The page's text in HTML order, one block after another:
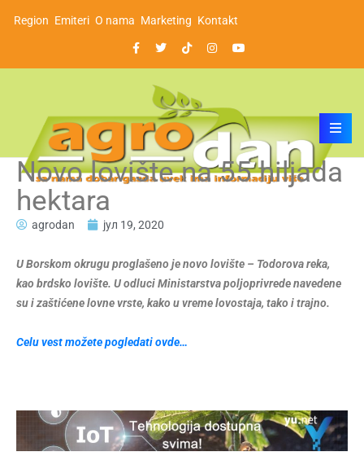
Region Emiteri O nama Marketing Kontakt
Novo lovište na 55 hiljada
hektara
agrodan јул 19, 2020
U Borskom okrugu proglašeno je novo lovište – Todorova reka,
kao brdsko lovište. U odluci Ministarstva poljoprivrede navedene
su i zaštićene lovne vrste, kako u vreme lovostaja, tako i trajno.
Celu vest možete pogledati ovde…